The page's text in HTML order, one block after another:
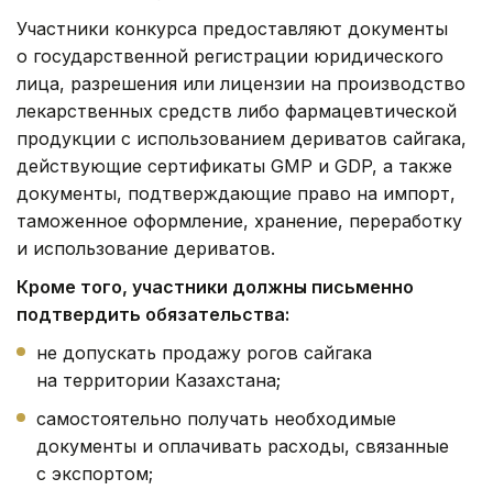
Участники конкурса предоставляют документы
о государственной регистрации юридического
лица, разрешения или лицензии на производство
лекарственных средств либо фармацевтической
продукции с использованием дериватов сайгака,
действующие сертификаты GMP и GDP, а также
документы, подтверждающие право на импорт,
таможенное оформление, хранение, переработку
и использование дериватов.
Кроме того, участники должны письменно
подтвердить обязательства:
не допускать продажу рогов сайгака
на территории Казахстана;
самостоятельно получать необходимые
документы и оплачивать расходы, связанные
с экспортом;